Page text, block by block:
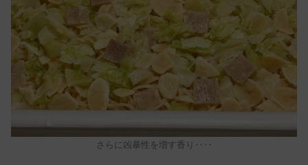
さらに凶暴性を増す香り‥‥